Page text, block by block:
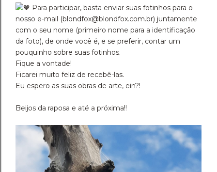
Para participar, basta enviar suas fotinhos para o
nosso e-mail (blondfox@blondfox.com.br) juntamente
com o seu nome (primeiro nome para a identificação
da foto), de onde você é, e se preferir, contar um
pouquinho sobre suas fotinhos.
Fique a vontade!
Ficarei muito feliz de recebê-las.
Eu espero as suas obras de arte, ein?!
Beijos da raposa e até a próxima!!